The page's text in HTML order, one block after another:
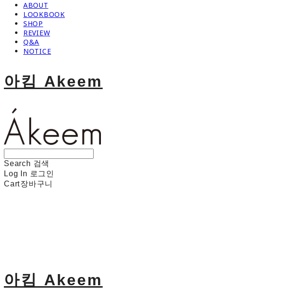
ABOUT
LOOKBOOK
SHOP
REVIEW
Q&A
NOTICE
아킴 Akeem
Search 검색
Log In 로그인
Cart장바구니
아킴 Akeem